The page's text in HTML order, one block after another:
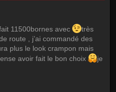
11500bornes avec
très
route , j’ai commandé des
plus le look crampon mais
avoir fait le bon choix
je